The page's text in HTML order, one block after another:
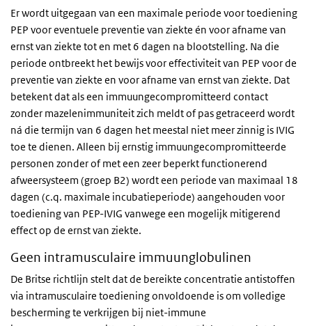
Er wordt uitgegaan van een maximale periode voor toediening
PEP voor eventuele preventie van ziekte én voor afname van
ernst van ziekte tot en met 6 dagen na blootstelling. Na die
periode ontbreekt het bewijs voor effectiviteit van PEP voor de
preventie van ziekte en voor afname van ernst van ziekte. Dat
betekent dat als een immuungecompromitteerd contact
zonder mazelenimmuniteit zich meldt of pas getraceerd wordt
ná die termijn van 6 dagen het meestal niet meer zinnig is IVIG
toe te dienen. Alleen bij ernstig immuungecompromitteerde
personen zonder of met een zeer beperkt functionerend
afweersysteem (groep B2) wordt een periode van maximaal 18
dagen (c.q. maximale incubatieperiode) aangehouden voor
toediening van PEP-IVIG vanwege een mogelijk mitigerend
effect op de ernst van ziekte.
Geen intramusculaire immuunglobulinen
De Britse richtlijn stelt dat de bereikte concentratie antistoffen
via intramusculaire toediening onvoldoende is om volledige
bescherming te verkrijgen bij niet-immune